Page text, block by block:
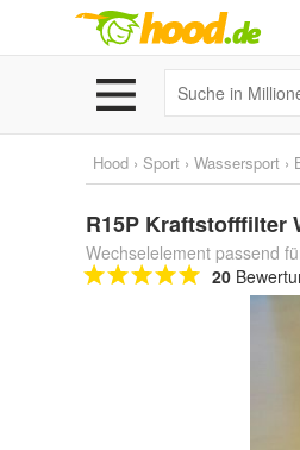
Hood › Sport › Wassersport ›
R15P Kraftstofffilter
Wechselelement passend
20